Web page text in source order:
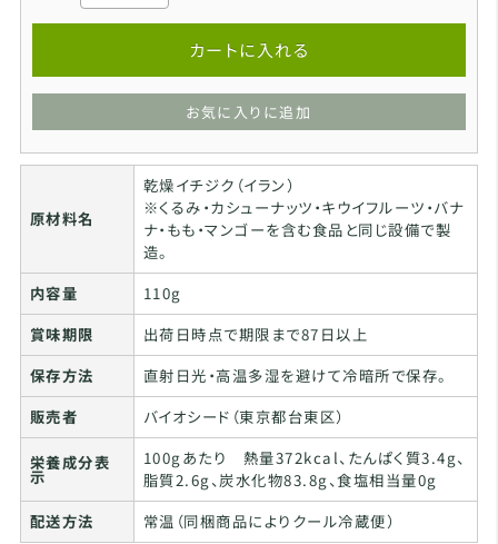
カートに入れる
お気に入りに追加
原材料名
乾燥イチジク（イラン）
※くるみ・カシューナッツ・キウイフルーツ・バナ
ナ・もも・マンゴーを含む食品と同じ設備で製
造。
内容量
110g
賞味期限
出荷日時点で期限まで87日以上
保存方法
直射日光・高温多湿を避けて冷暗所で保存。
販売者
バイオシード（東京都台東区）
栄養成分表
示
100gあたり 熱量372kcal、たんぱく質3.4g、
脂質2.6g、炭水化物83.8g、食塩相当量0g
配送方法
常温（同梱商品によりクール冷蔵便）